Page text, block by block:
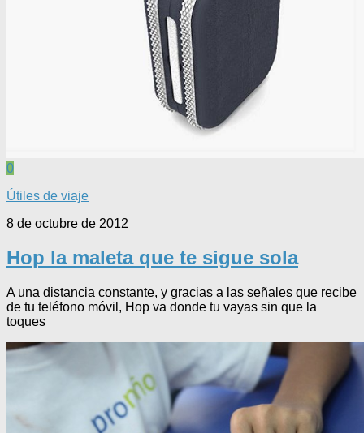
0
Útiles de viaje
8 de octubre de 2012
Hop la maleta que te sigue sola
A una distancia constante, y gracias a las señales que recibe
de tu teléfono móvil, Hop va donde tu vayas sin que la
toques